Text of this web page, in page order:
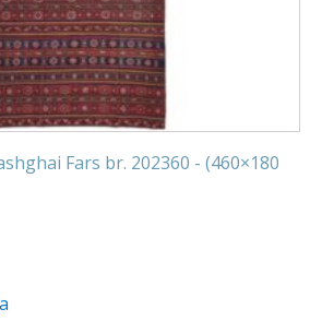
Fars br. 202360 - (460×180